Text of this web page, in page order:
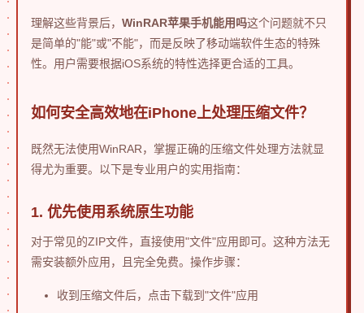
理解这些背景后， WinRAR苹果手机能用吗这个问题就不只
是简单的"能"或"不能"，而是反映了移动端软件生态的特殊
性。用户需要根据iOS系统的特性选择更合适的工具。
如何安全高效地在iPhone上处理压缩文件？
既然无法使用WinRAR，掌握正确的压缩文件处理方法就显
得尤为重要。以下是专业用户的实用指南：
1. 优先使用系统原生功能
对于常见的ZIP文件，直接使用"文件"应用即可。这种方法无
需安装额外应用，且完全免费。操作步骤：
收到压缩文件后，点击下载到"文件"应用